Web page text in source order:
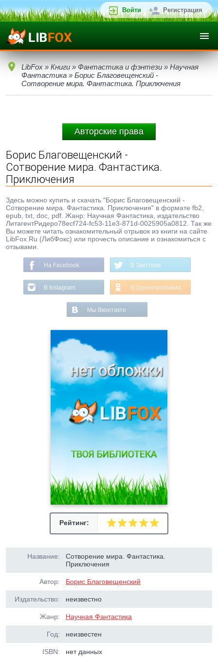
Войти Регистрация
LibFox » Книги » Фантастика и фэнтези » Научная
Фантастика » Борис Благовещенский -
Сотворение мира. Фантастика. Приключения
Авторские права
Борис Благовещенский -
Сотворение мира. Фантастика.
Приключения
Здесь можно купить и скачать "Борис Благовещенский -
Сотворение мира. Фантастика. Приключения" в формате fb2,
epub, txt, doc, pdf. Жанр: Научная Фантастика, издательство
ЛитагентРидеро78ecf724-fc53-11e3-871d-0025905a0812. Так же
Вы можете читать ознакомительный отрывок из книги на сайте
LibFox.Ru (ЛибФокс) или прочесть описание и ознакомиться с
отзывами.
На Facebook В Твиттере
В Instagram В Одноклассниках
Мы Вконтакте
Рейтинг:
Название:
Сотворение мира. Фантастика.
Приключения
Автор: Борис Благовещенский
Издательство: неизвестно
Жанр: Научная Фантастика
Год: неизвестен
ISBN: нет данных